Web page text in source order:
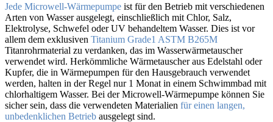
Jede Microwell-Wärmepumpe ist für den Betrieb mit verschiedenen
Arten von Wasser ausgelegt, einschließlich mit Chlor, Salz,
Elektrolyse, Schwefel oder UV behandeltem Wasser. Dies ist vor
allem dem exklusiven Titanium Grade1 ASTM B265M
Titanrohrmaterial zu verdanken, das im Wasserwärmetauscher
verwendet wird. Herkömmliche Wärmetauscher aus Edelstahl oder
Kupfer, die in Wärmepumpen für den Hausgebrauch verwendet
werden, halten in der Regel nur 1 Monat in einem Schwimmbad mit
chlorhaltigem Wasser. Bei der Microwell-Wärmepumpe können Sie
sicher sein, dass die verwendeten Materialien für einen langen,
unbedenklichen Betrieb ausgelegt sind.